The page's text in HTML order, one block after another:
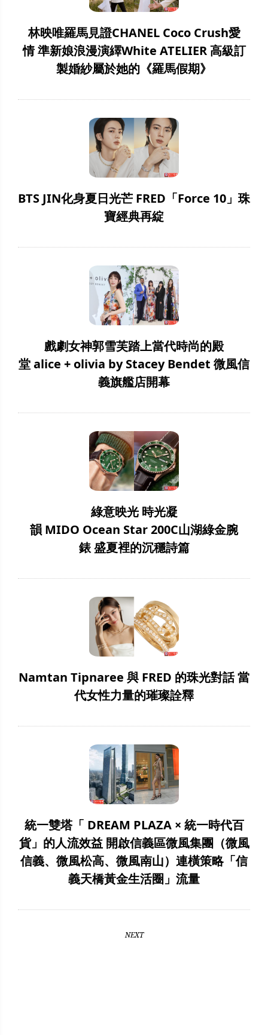
林映唯羅馬見證CHANEL Coco Crush愛
情 準新娘浪漫演繹White ATELIER 高級訂
製婚紗屬於她的《羅馬假期》
BTS JIN化身夏日光芒 FRED「Force 10」珠
寶經典再綻
戲劇女神郭雪芙踏上當代時尚的殿
堂 alice + olivia by Stacey Bendet 微風信
義旗艦店開幕
綠意映光 時光凝
韻 MIDO Ocean Star 200C山湖綠金腕
錶 盛夏裡的沉穩詩篇
Namtan Tipnaree 與 FRED 的珠光對話 當
代女性力量的璀璨詮釋
統一雙塔「 DREAM PLAZA × 統一時代百
貨」的人流效益 開啟信義區微風集團（微風
信義、微風松高、微風南山）連橫策略「信
義天橋黃金生活圈」流量
NEXT